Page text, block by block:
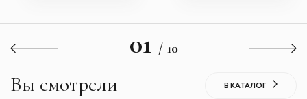
01 / 10
Вы смотрели В КАТАЛОГ